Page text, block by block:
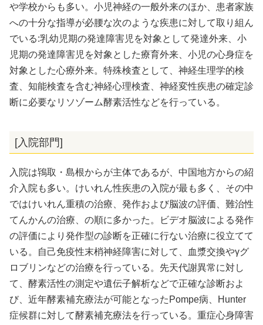
や学校からも多い。小児神経の一般外来のほか、患者家族
への十分な指導が必腰な次のような疾患に対して取り組ん
でいる:乳幼児期の発達障害児を対象として発達外来、小
児期の発達障害児を対象とした療育外来、小児の心身症を
対象とした心療外来。特殊検査として、神経生理学的検
査、知能検査を含む神経心理検査、神経変性疾患の確定診
断に必要なリソゾーム酵素活性などを行っている。
[入院部門]
入院は鴇取・島根からが主体であるが、中国地方からの紹
介入院も多い。けいれん性疾患の入院が最も多く、その中
ではけいれん重積の治療、発作および脳波の評価、難治性
てんかんの治療、の順に多かった。ビデオ脳波による発作
の評価により発作型の診断を正確に行ない治療に役立てて
いる。自己免疫性末梢神経障害に対して、血漿交換やγグ
ロブリンなどの治療を行っている。先天代謝異常に対し
て、酵素活性の測定や遺伝子解析などで正確な診断およ
び、近年酵素補充療法が可能となったPompe病、Hunter
症候群に対して酵素補充療法を行っている。重症心身障害